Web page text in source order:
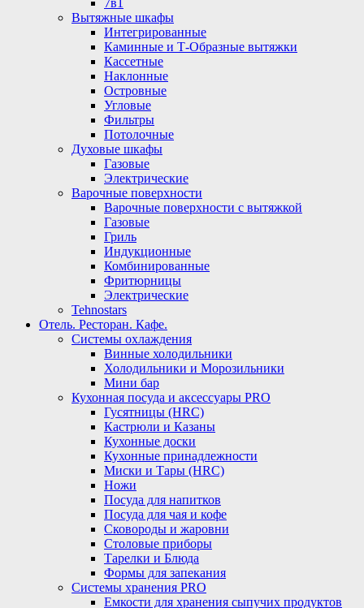
7в1
Вытяжные шкафы
Интегрированные
Каминные и Т-Образные вытяжки
Кассетные
Наклонные
Островные
Угловые
Фильтры
Потолочные
Духовые шкафы
Газовые
Электрические
Варочные поверхности
Варочные поверхности с вытяжкой
Газовые
Гриль
Индукционные
Комбинированные
Фритюрницы
Электрические
Tehnostars
Отель. Ресторан. Кафе.
Системы охлаждения
Винные холодильники
Холодильники и Морозильники
Мини бар
Кухонная посуда и аксессуары PRO
Гусятницы (HRC)
Кастрюли и Казаны
Кухонные доски
Кухонные принадлежности
Миски и Тары (HRC)
Ножи
Посуда для напитков
Посуда для чая и кофе
Сковороды и жаровни
Столовые приборы
Тарелки и Блюда
Формы для запекания
Системы хранения PRO
Емкости для хранения сыпучих продуктов